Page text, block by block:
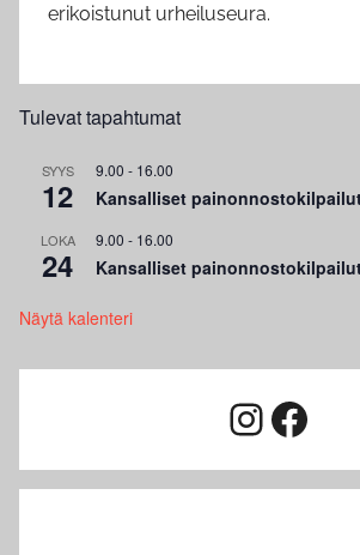
erikoistunut urheiluseura.
Tulevat tapahtumat
SYYS
12
9.00 - 16.00
Kansalliset
LOKA
24
9.00 - 16.00
Kansalliset
Näytä kalenteri